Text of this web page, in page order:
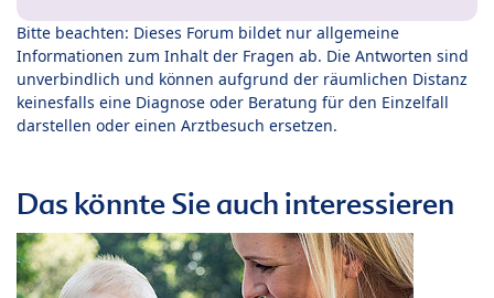
Bitte beachten: Dieses Forum bildet nur allgemeine
Informationen zum Inhalt der Fragen ab. Die Antworten sind
unverbindlich und können aufgrund der räumlichen Distanz
keinesfalls eine Diagnose oder Beratung für den Einzelfall
darstellen oder einen Arztbesuch ersetzen.
Das könnte Sie auch interessieren